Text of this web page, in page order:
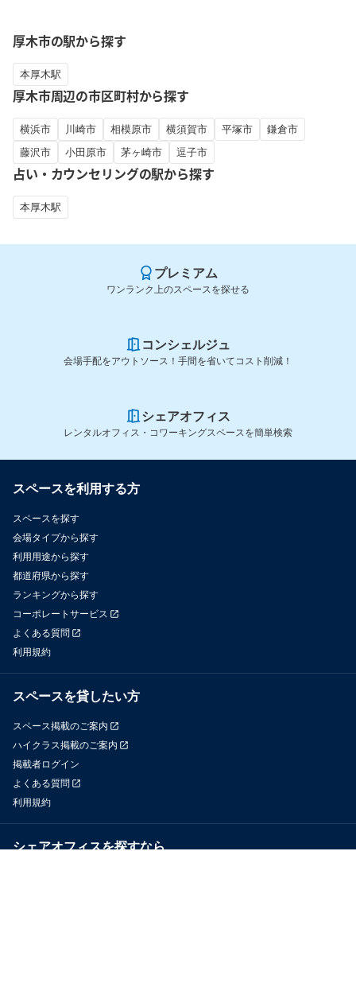
厚木市の駅から探す
本厚木駅
厚木市周辺の市区町村から探す
横浜市 川崎市 相模原市 横須賀市 平塚市
鎌倉市
藤沢市
小田原市 茅ヶ崎市 逗子市
占い・カウンセリングの駅から探す
本厚木駅
プレミアム
ワンランク上のスペースを探せる
コンシェルジュ
会場手配をアウトソース！手間を省いてコスト削減！
シェアオフィス
レンタルオフィス・コワーキングスペースを簡単検索
スペースを利用する方
スペースを探す
会場タイプから探す
利用用途から探す
都道府県から探す
ランキングから探す
コーポレートサービス
よくある質問
利用規約
スペースを貸したい方
スペース掲載のご案内
ハイクラス掲載のご案内
掲載者ログイン
よくある質問
利用規約
シェアオフィスを探すなら